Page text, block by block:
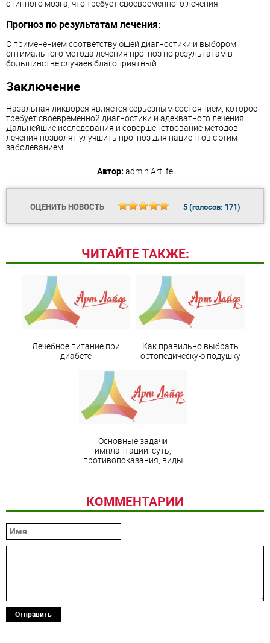
спинного мозга, что требует своевременного лечения.
Прогноз по результатам лечения:
С применением соответствующей диагностики и выбором
оптимального метода лечения прогноз по результатам в
большинстве случаев благоприятный.
Заключение
Назальная ликворея является серьезным состоянием, которое
требует своевременной диагностики и адекватного лечения.
Дальнейшие исследования и совершенствование методов
лечения позволят улучшить прогноз для пациентов с этим
заболеванием.
Автор: admin Artlife
ОЦЕНИТЬ НОВОСТЬ 5(голосов: 171)
ЧИТАЙТЕ ТАКЖЕ:
Лечебное питание при
диабете
Как правильно выбрать
ортопедическую подушку
Основные задачи
имплантации: суть,
противопоказания, виды
КОММЕНТАРИИ
Отправить